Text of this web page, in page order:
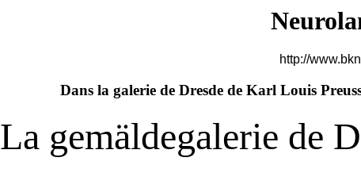
http://
Dans la galerie de Dresde de Karl Louis
La gemäldegalerie de